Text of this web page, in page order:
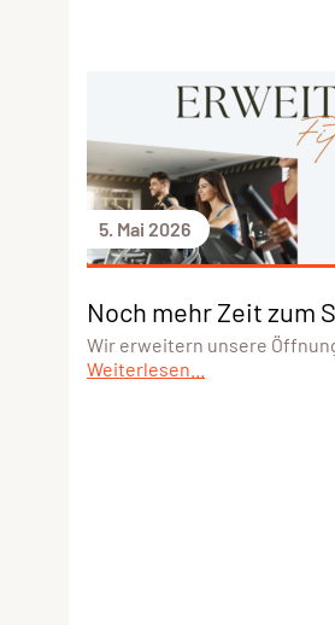
5. Mai 2026
Noch mehr Zeit zum
Wir erweitern unsere
Weiterlesen...